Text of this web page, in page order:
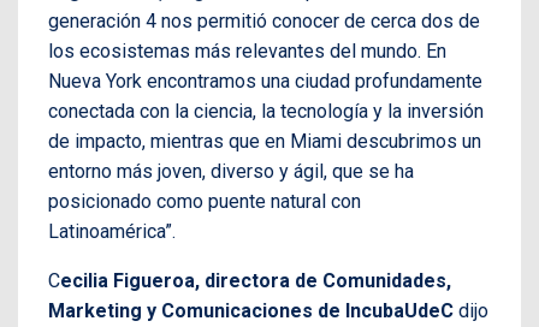
generación 4 nos permitió conocer de cerca dos de
los ecosistemas más relevantes del mundo. En
Nueva York encontramos una ciudad profundamente
conectada con la ciencia, la tecnología y la inversión
de impacto, mientras que en Miami descubrimos un
entorno más joven, diverso y ágil, que se ha
posicionado como puente natural con
Latinoamérica”.
Cecilia Figueroa, directora de Comunidades,
Marketing y Comunicaciones de IncubaUdeC dijo